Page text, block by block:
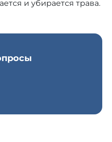
и убирается трава.